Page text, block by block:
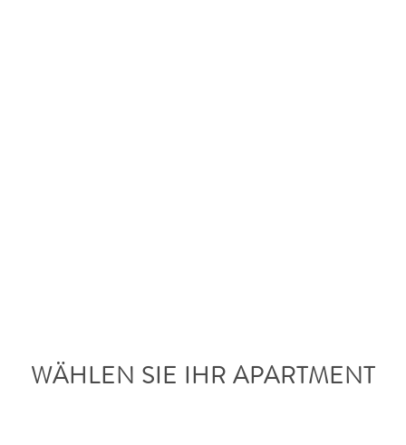
WÄHLEN SIE IHR APARTMENT